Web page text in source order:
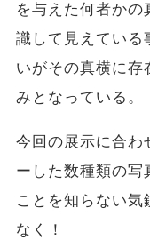
を与えた何者か
識して見えている
いがその真横に
みとなっている。
今回の展示に合わ
ーした数種類の写
ことを知らない気
なく！